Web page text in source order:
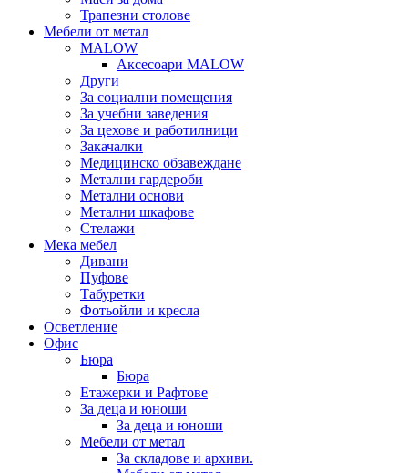
Трапезни столове
Мебели от метал
MALOW
Аксесоари MALOW
Други
За социални помещения
За учебни заведения
За цехове и работилници
Закачалки
Медицинско обзавеждане
Метални гардероби
Метални основи
Метални шкафове
Стелажи
Мека мебел
Дивани
Пуфове
Табуретки
Фотьойли и кресла
Осветление
Офис
Бюра
Бюра
Етажерки и Рафтове
За деца и юноши
За деца и юноши
Мебели от метал
За складове и архиви.